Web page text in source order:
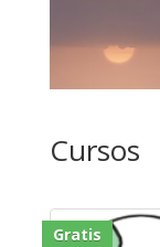
Cursos
Gratis